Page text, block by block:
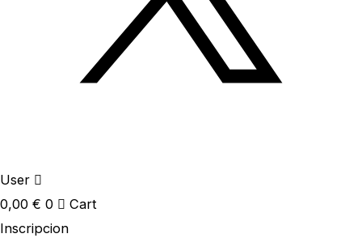
User
0,00 € 0
Cart
Inscripcion